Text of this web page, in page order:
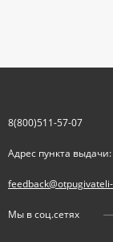
8(800)511-57-07
Адрес пункта
Мы в соц.сетях